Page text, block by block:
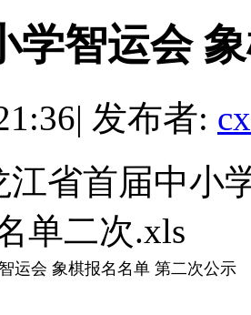
学智运会
| 发布者: cx
江省首届中小
单二次.xls
运会 象棋报名名单 第二次公示